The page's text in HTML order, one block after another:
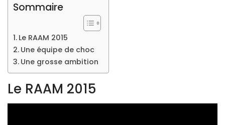
Sommaire
Le RAAM 2015
Une équipe de choc
Une grosse ambition
Le RAAM 2015